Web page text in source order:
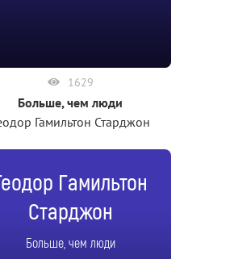
1629
Больше, чем люди
Гамильтон Старджон
Гамильтон
Старджон
Больше, чем люди